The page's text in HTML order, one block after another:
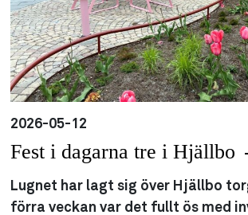
2026-05-12
Fest i dagarna tre i Hjällbo
Lugnet har lagt sig över Hjällbo
förra veckan var det fullt ös med